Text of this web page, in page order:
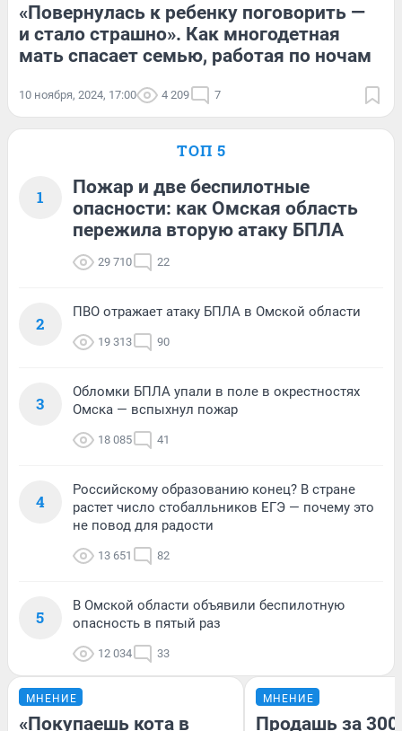
«Повернулась к ребенку поговорить —
и стало страшно». Как многодетная
мать спасает семью, работая по ночам
10 ноября, 2024, 17:00 4 209 7
ТОП 5
1
Пожар и две беспилотные
опасности: как Омская область
пережила вторую атаку БПЛА
29 710 22
2
ПВО отражает атаку БПЛА в Омской области
19 313 90
3
Обломки БПЛА упали в поле в окрестностях
Омска — вспыхнул пожар
18 085 41
4
Российскому образованию конец? В стране
растет число стобалльников ЕГЭ — почему это
не повод для радости
13 651 82
5
В Омской области объявили беспилотную
опасность в пятый раз
12 034 33
МНЕНИЕ
«Покупаешь кота в
МНЕНИЕ
Продашь за